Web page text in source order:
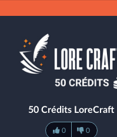
50 Crédits LoreCraft
0 0